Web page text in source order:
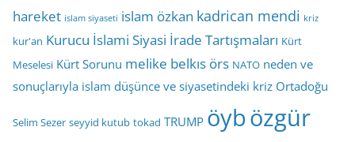
hareket islam siyaseti islam özkan kadrican mendi kriz
kur'an Kurucu İslami Siyasi İrade Tartışmaları Kürt
Meselesi Kürt Sorunu melike belkıs örs NATO neden ve
sonuçlarıyla islam düşünce ve siyasetindeki kriz Ortadoğu
Selim Sezer seyyid kutub tokad TRUMP öybözgür